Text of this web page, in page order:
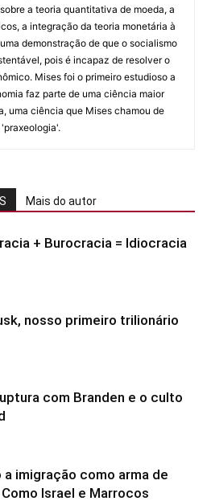
a teoria quantitativa de moeda, a
a integração da teoria monetária à
demonstração de que o socialismo
pois é incapaz de resolver o
Mises foi o primeiro estudioso a
faz parte de uma ciência maior
uma ciência que Mises chamou de
'praxeologia'.
Mais do autor
+ Burocracia = Idiocracia
nosso primeiro trilionário
com Branden e o culto
a imigração como arma de
Israel e Marrocos